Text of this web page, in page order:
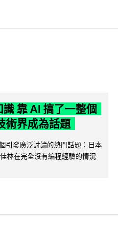
靠 AI 搞了一整個
術界成為話題
引發廣泛討論的熱門話題：日本
林在完全沒有編程經驗的情況